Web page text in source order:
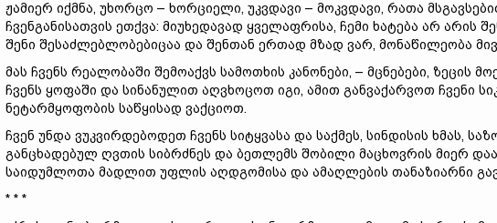
ჟამიერ იქმნა, უხორცო – ხორციელი, უკვდავი – მოკვდავი, რათა
ჩვენგანისათვის ეთქვა: მიუხედავად ყველაფრისა, ჩემი ხატება არ
შენი შესაძლებლობებიცაა და შენთან ერთად მზად ვარ, მონაწილეობა
მას ჩვენს რეალობაში შემოაქვს სამოთხის კანონები, – მცნებები, ზეცის
ჩვენს ყოფაში და სინანულით აღვხოცოთ იგი, ამით განვაქარვოთ ჩვენი
ნეტარმყოფობის საწყისად ვაქციოთ.
ჩვენ უნდა ვუკვირდებოდეთ ჩვენს სიტყვასა და საქმეს, სინდისის ხმას,
განცხადებულ ღვთის სიბრძნეს და ბეთლემს შობილი მაცხოვრის მიერ
საიდუმლოთა მადლით უფლის აღდგომისა და ამაღლების თანაზიარნი
* * *